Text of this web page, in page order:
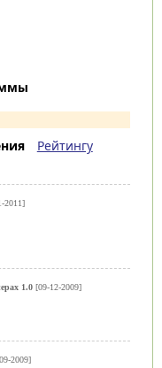
Рейтингу
2011]
1.0[09-12-2009]
2009]